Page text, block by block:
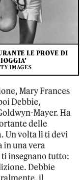
LE PROVE DI
IMAGES
Mary Frances
Debbie,
Mayer. Ha
delle
Un volta lì ti devi
in una vera
insegnano tutto:
Debbie